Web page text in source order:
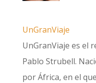
UnGranViaje
UnGranViaje es el
Pablo Strubell.
por África, en el